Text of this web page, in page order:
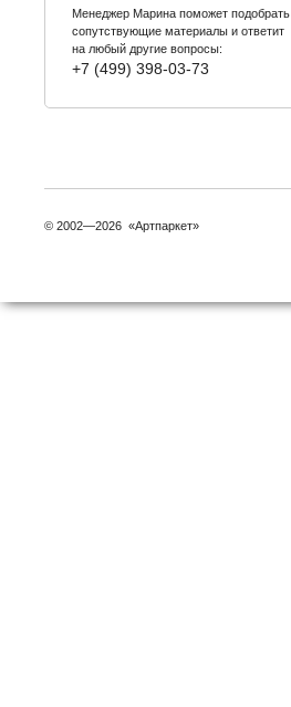
Менеджер Марина поможет подобрать
сопутствующие материалы и ответит
на любый другие вопросы:
+7 (499) 398-03-73
© 2002—2026 «Артпаркет»